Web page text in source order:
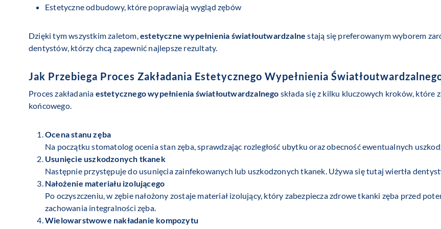
Estetyczne odbudowy, które poprawiają wygląd zębów
Dzięki tym wszystkim zaletom, estetyczne wypełnienia światłoutwardzalne stają się preferowanym wyborem
dentystów, którzy chcą zapewnić najlepsze rezultaty.
Jak Przebiega Proces Zakładania Estetycznego Wypełnienia
Proces zakładania estetycznego wypełnienia światłoutwardzalnego składa się z kilku kluczowych kroków, które
końcowego.
Ocena stanu zęba
Na początku stomatolog ocenia stan zęba, sprawdzając rozległość ubytku oraz obecność ewentualnych
Usunięcie uszkodzonych tkanek
Następnie przystępuje do usunięcia zainfekowanych lub uszkodzonych tkanek. Używa się tutaj wiertła
Nałożenie materiału izolującego
Po oczyszczeniu, w zębie nałożony zostaje materiał izolujący, który zabezpiecza zdrowe tkanki zęba przed
zachowania integralności zęba.
Wielowarstwowe nakładanie kompozytu